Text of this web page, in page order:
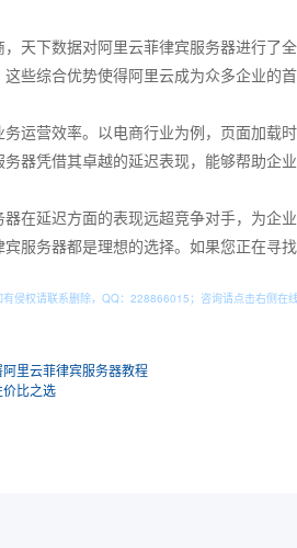
天下数据对阿里云菲律宾服务器进行了
些综合优势使得阿里云成为众多企业的
运营效率。以电商行业为例，页面加载
器凭借其卓越的延迟表现，能够帮助企
在延迟方面的表现远超竞争对手，为企
服务器都是理想的选择。如果您正在寻
侵权请联系删除，QQ： 228866015 ；咨询请点击右侧在
里云菲律宾服务器教程
比之选